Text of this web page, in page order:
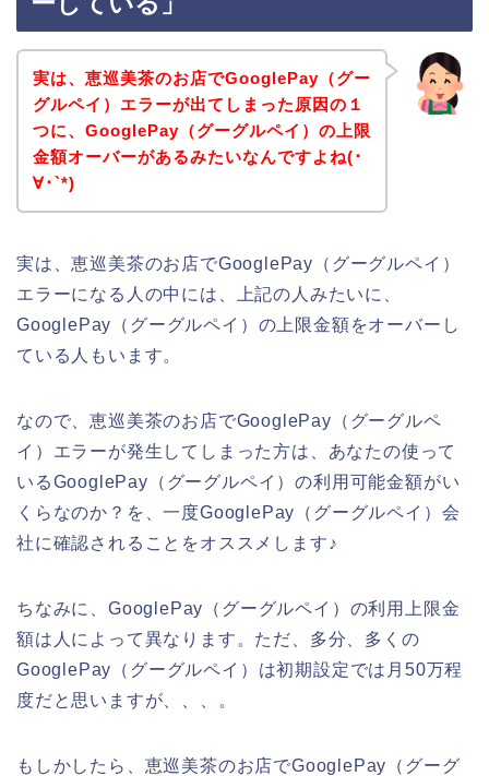
実は、恵巡美茶のお店でGooglePay（グー
グルペイ）エラーが出てしまった原因の１
つに、GooglePay（グーグルペイ）の上限
金額オーバーがあるみたいなんですよね(･
∀･`*)
実は、恵巡美茶のお店でGooglePay（グーグルペイ）
エラーになる人の中には、上記の人みたいに、
GooglePay（グーグルペイ）の上限金額をオーバーし
ている人もいます。
なので、恵巡美茶のお店でGooglePay（グーグルペ
イ）エラーが発生してしまった方は、あなたの使って
いるGooglePay（グーグルペイ）の利用可能金額がい
くらなのか？を、一度GooglePay（グーグルペイ）会
社に確認されることをオススメします♪
ちなみに、GooglePay（グーグルペイ）の利用上限金
額は人によって異なります。ただ、多分、多くの
GooglePay（グーグルペイ）は初期設定では月50万程
度だと思いますが、、、。
もしかしたら、恵巡美茶のお店でGooglePay（グーグ